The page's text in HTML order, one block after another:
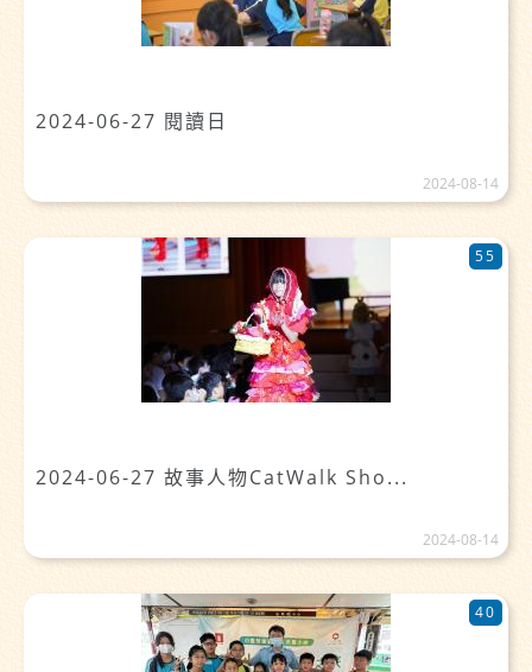
2024-06-27 閱讀日
2024-08-14
2024-06-27 故事人物CatWalk Sho...
55
2024-08-14
40